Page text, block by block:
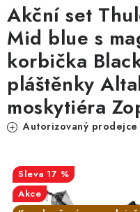
STŘEŠNÍ BOXY
KOČÁRKY
DĚTSKÉ ZBOŽÍ
AUTODOPLŇKY
Akční set
Mid blue s
korbička
pláštěnky
moskytiéra
Autorizovaný prodejce
17 %
Akce